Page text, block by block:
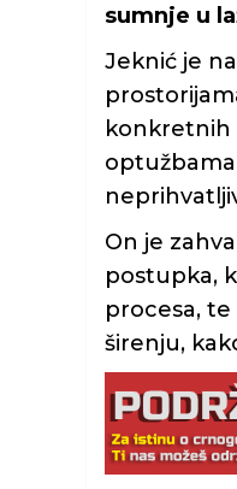
sumnje u
Jeknić je
konkretnih
On je
postupka,
procesa,
širenju,